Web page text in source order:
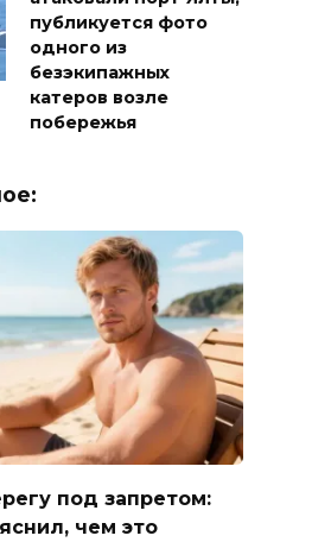
публикуется фото
одного из
безэкипажных
катеров возле
побережья
под запретом:
чем это